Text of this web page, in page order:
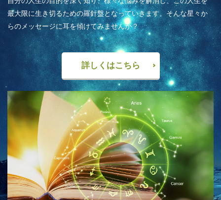
最大限に生き切るための羅針盤となっていきます。そんな星々か
らのメッセージに耳を傾けてみませんか？
詳しくはこちら